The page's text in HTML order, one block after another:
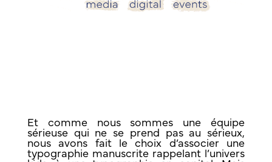
Et comme nous sommes une équipe
sérieuse qui ne se prend pas au sérieux,
nous avons fait le choix d’associer une
typographie manuscrite rappelant l’univers